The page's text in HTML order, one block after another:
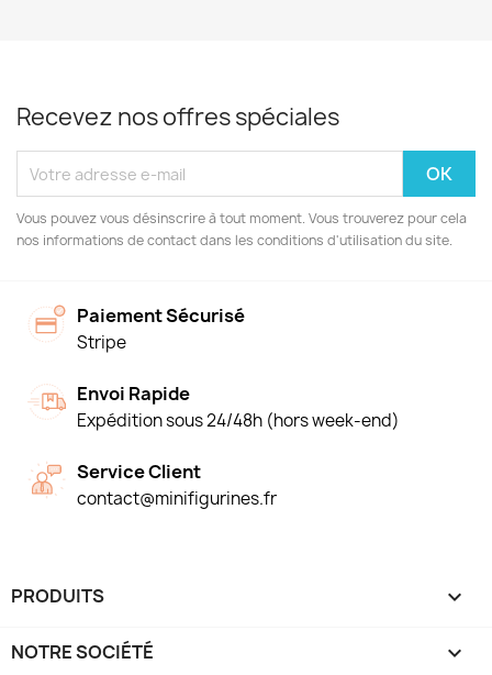
Recevez nos offres spéciales
Vous pouvez vous désinscrire à tout moment. Vous trouverez pour cela
nos informations de contact dans les conditions d'utilisation du site.
Paiement Sécurisé
Stripe
Envoi Rapide
Expédition sous 24/48h (hors week-end)
Service Client
contact@minifigurines.fr
PRODUITS 
NOTRE SOCIÉTÉ 